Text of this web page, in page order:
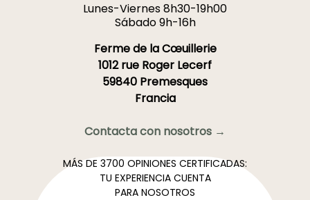
Lunes-Viernes 8h30-19h00
Sábado 9h-16h
Ferme de la Cœuillerie
1012 rue Roger Lecerf
59840 Premesques
Francia
Contacta con nosotros →
MÁS DE 3700 OPINIONES CERTIFICADAS:
TU EXPERIENCIA CUENTA
PARA NOSOTROS